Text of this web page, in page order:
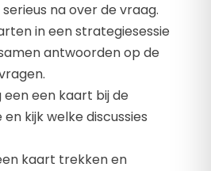
na over de vraag.
in een strategiesessie
antwoorden op de
een een kaart bij de
kijk welke discussies
kaart trekken en